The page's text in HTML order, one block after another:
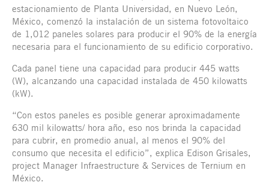
estacionamiento de Planta Universidad, en Nuevo León,
México, comenzó la instalación de un sistema fotovoltaico
de 1,012 paneles solares para producir el 90% de la energía
necesaria para el funcionamiento de su edificio corporativo.
Cada panel tiene una capacidad para producir 445 watts
(W), alcanzando una capacidad instalada de 450 kilowatts
(kW).
“Con estos paneles es posible generar aproximadamente
630 mil kilowatts/ hora año, eso nos brinda la capacidad
para cubrir, en promedio anual, al menos el 90% del
consumo que necesita el edificio”, explica Edison Grisales,
project Manager Infraestructure & Services de Ternium en
México.